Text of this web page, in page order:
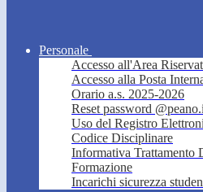
Personale
Accesso all'Area
Accesso alla Posta
Orario a.s. 2025-2026
Reset password
Uso del Registro
Codice Disciplinare
Informativa Trattamento
Formazione
Incarichi sicurezza